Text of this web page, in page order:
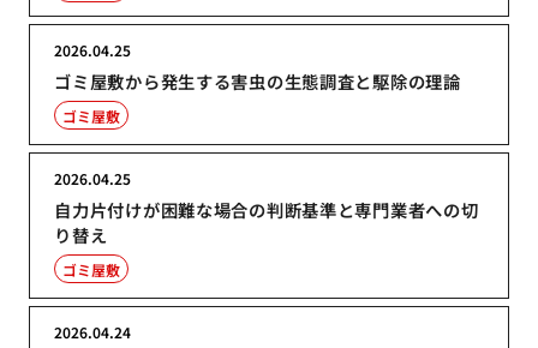
ゴミ屋敷から発生する害虫の生態調査と駆除の理論
2026.04.25
ゴミ屋敷
自力片付けが困難な場合の判断基準と専門業者への切
り替え
2026.04.25
ゴミ屋敷
2026.04.24